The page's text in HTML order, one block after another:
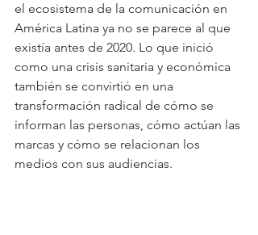
el ecosistema de la comunicación en
América Latina ya no se parece al que
existía antes de 2020. Lo que inició
como una crisis sanitaria y económica
también se convirtió en una
transformación radical de cómo se
informan las personas, cómo actúan las
marcas y cómo se relacionan los
medios con sus audiencias.